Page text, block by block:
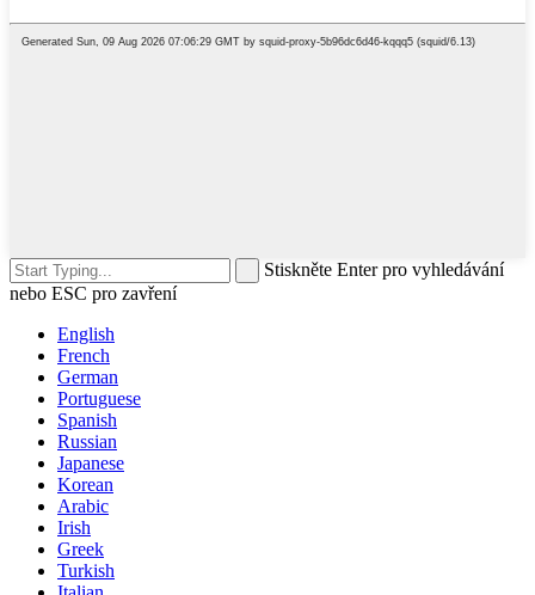
Stiskněte Enter pro vyhledávání
nebo ESC pro zavření
English
French
German
Portuguese
Spanish
Russian
Japanese
Korean
Arabic
Irish
Greek
Turkish